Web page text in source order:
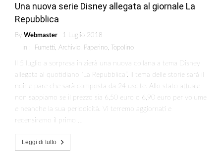
Una nuova serie Disney allegata al giornale La
Repubblica
By Webmaster
1 Luglio 2018
in :
Fumetti, Archivio, Paperino, Topolino
Il 5 luglio a sorpresa inizierà una nuova collana a tema Disney
allegata al quotidiano “La Repubblica”. Il tema delle storie sarà il
noir e pare che sarà composta da 24 uscite. Allo stato attuale
non sappiamo se il prezzo sia 6,50 euro o 6,90 euro per volume
e neanche la sua periodicità. Vi terremo aggiornati e
recensiremo il primo …
Leggi di tutto